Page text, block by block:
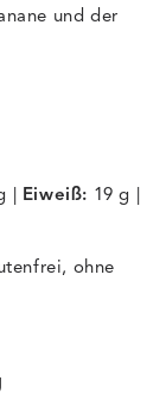
und der
| Eiweiß: 19 g |
ohne